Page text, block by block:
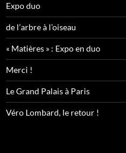
Expo duo
de l’arbre à l’oiseau
« Matières » : Expo en duo
Merci !
Le Grand Palais à Paris
Véro Lombard, le retour !